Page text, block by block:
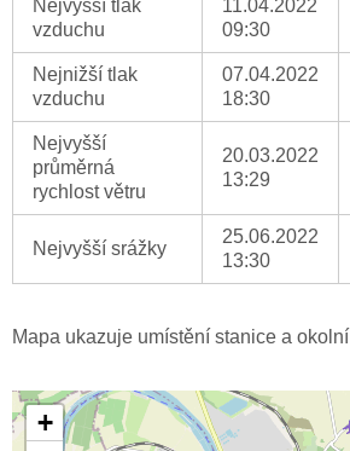
Nejvyšší tlak
vzduchu
11.04.2022
09:30
Nejnižší tlak
vzduchu
07.04.2022
18:30
Nejvyšší
průměrná
rychlost větru
20.03.2022
13:29
Nejvyšší srážky
25.06.2022
13:30
Mapa ukazuje umístění stanice a
+